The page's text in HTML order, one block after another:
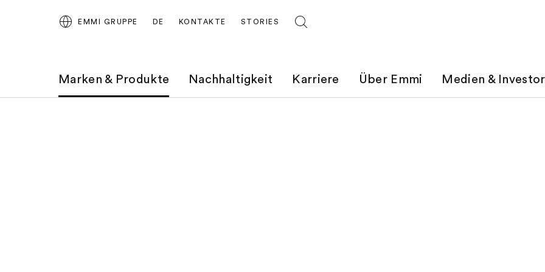
Marken & Produkte Nachhaltigkeit Karriere Über Emmi Medien &
EMMI GRUPPE DE KONTAKTE STORIES